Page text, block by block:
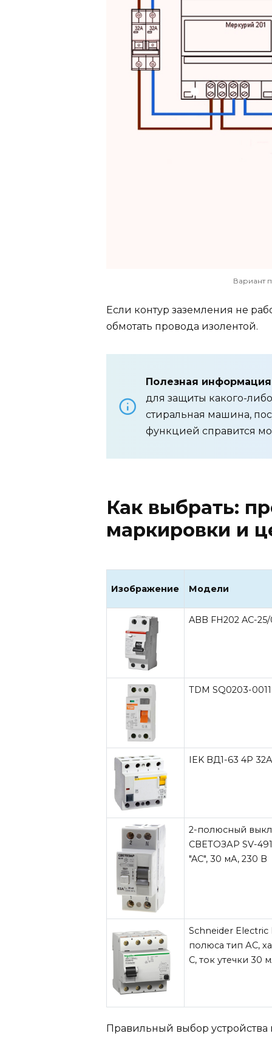
Вариант
Если контур заземления не
обмотать провода изолентой.
Полезная
для защиты какого-
стиральная машина,
функцией справится
Как выбрать:
маркировки и
Изображение Модели
ABB FH202 AC-
TDM SQ0203-
IEK ВД1-63 4Р
2-полюсный
СВЕТОЗАР SV-
"AC", 30 мА, 230 В
Schneider Electric
полюса тип АС,
С, ток утечки 30
Правильный выбор устройства